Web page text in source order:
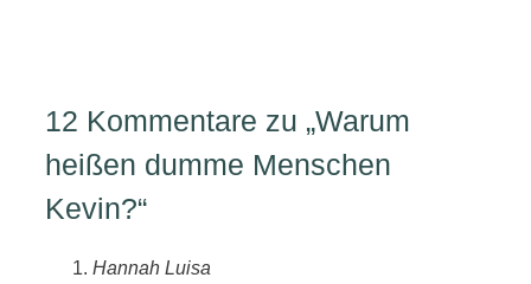
12 Kommentare zu „Warum
heißen dumme Menschen
Kevin?“
Hannah Luisa